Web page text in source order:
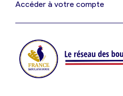
Je suis fournisseur
Je crée mon compte
Accéder à votre compte